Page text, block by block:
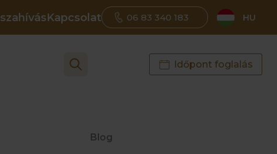
Kapcsolat 06 83 340 183 HU
Időpont foglalás
Blog